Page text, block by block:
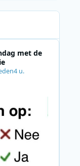
met de
4 u.